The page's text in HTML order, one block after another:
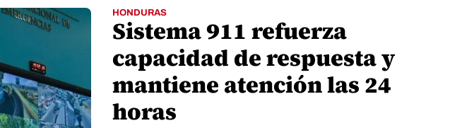
HONDURAS
Sistema 911 refuerza
capacidad de respuesta y
mantiene atención las 24
horas